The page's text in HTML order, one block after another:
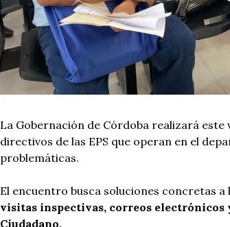
La Gobernación de Córdoba realizará este
directivos de las EPS que operan en el
problemáticas.
El encuentro busca soluciones concretas
visitas inspectivas, correos
Ciudadano.